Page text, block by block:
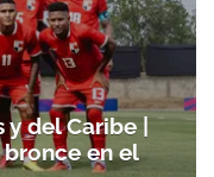
del Caribe |
en el